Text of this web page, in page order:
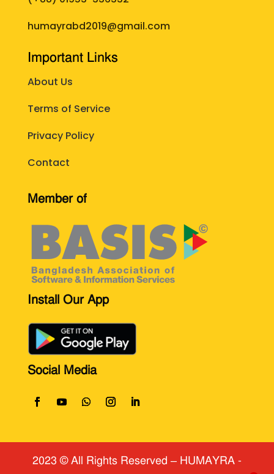
humayrabd2019@gmail.com
Important Links
About Us
Terms of Service
Privacy Policy
Contact
Member of
Install Our App
Social Media
2023 © All Rights Reserved ​ – HUMAYRA -